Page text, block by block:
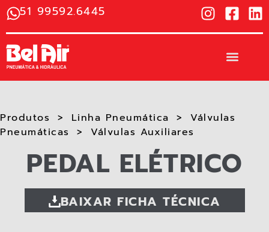
51 99592.6445
Produtos Linha Pneumática
Válvulas
Pneumáticas
Válvulas Auxiliares​
PEDAL ELÉTRICO
BAIXAR FICHA TÉCNICA